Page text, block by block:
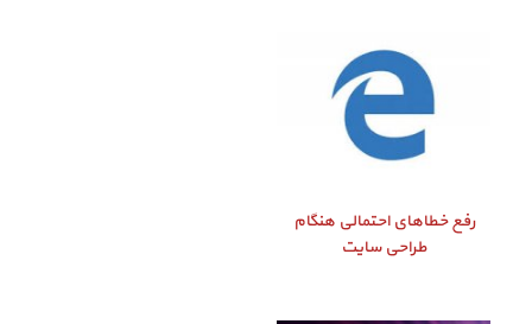
رفع خطاهای احتمالی هنگام
طراحی سایت